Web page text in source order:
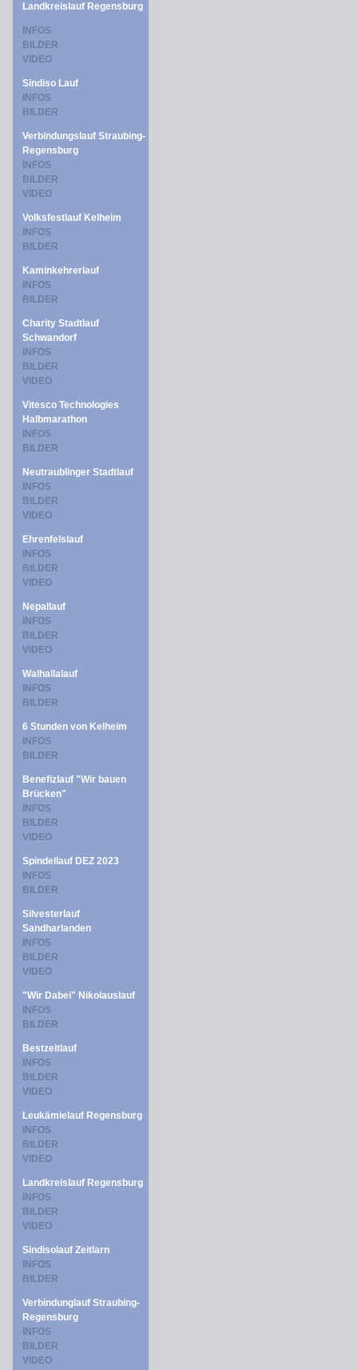
Landkreislauf Regensburg
INFOS
BILDER
VIDEO
Sindiso Lauf
INFOS
BILDER
Verbindungslauf Straubing-
Regensburg
INFOS
BILDER
VIDEO
Volksfestlauf Kelheim
INFOS
BILDER
Kaminkehrerlauf
INFOS
BILDER
Charity Stadtlauf
Schwandorf
INFOS
BILDER
VIDEO
Vitesco Technologies
Halbmarathon
INFOS
BILDER
Neutraublinger Stadtlauf
INFOS
BILDER
VIDEO
Ehrenfelslauf
INFOS
BILDER
VIDEO
Nepallauf
INFOS
BILDER
VIDEO
Walhallalauf
INFOS
BILDER
6 Stunden von Kelheim
INFOS
BILDER
Benefizlauf "Wir bauen
Brücken"
INFOS
BILDER
VIDEO
Spindellauf DEZ 2023
INFOS
BILDER
Silvesterlauf
Sandharlanden
INFOS
BILDER
VIDEO
"Wir Dabei" Nikolauslauf
INFOS
BILDER
Bestzeitlauf
INFOS
BILDER
VIDEO
Leukämielauf Regensburg
INFOS
BILDER
VIDEO
Landkreislauf Regensburg
INFOS
BILDER
VIDEO
Sindisolauf Zeitlarn
INFOS
BILDER
Verbindunglauf Straubing-
Regensburg
INFOS
BILDER
VIDEO